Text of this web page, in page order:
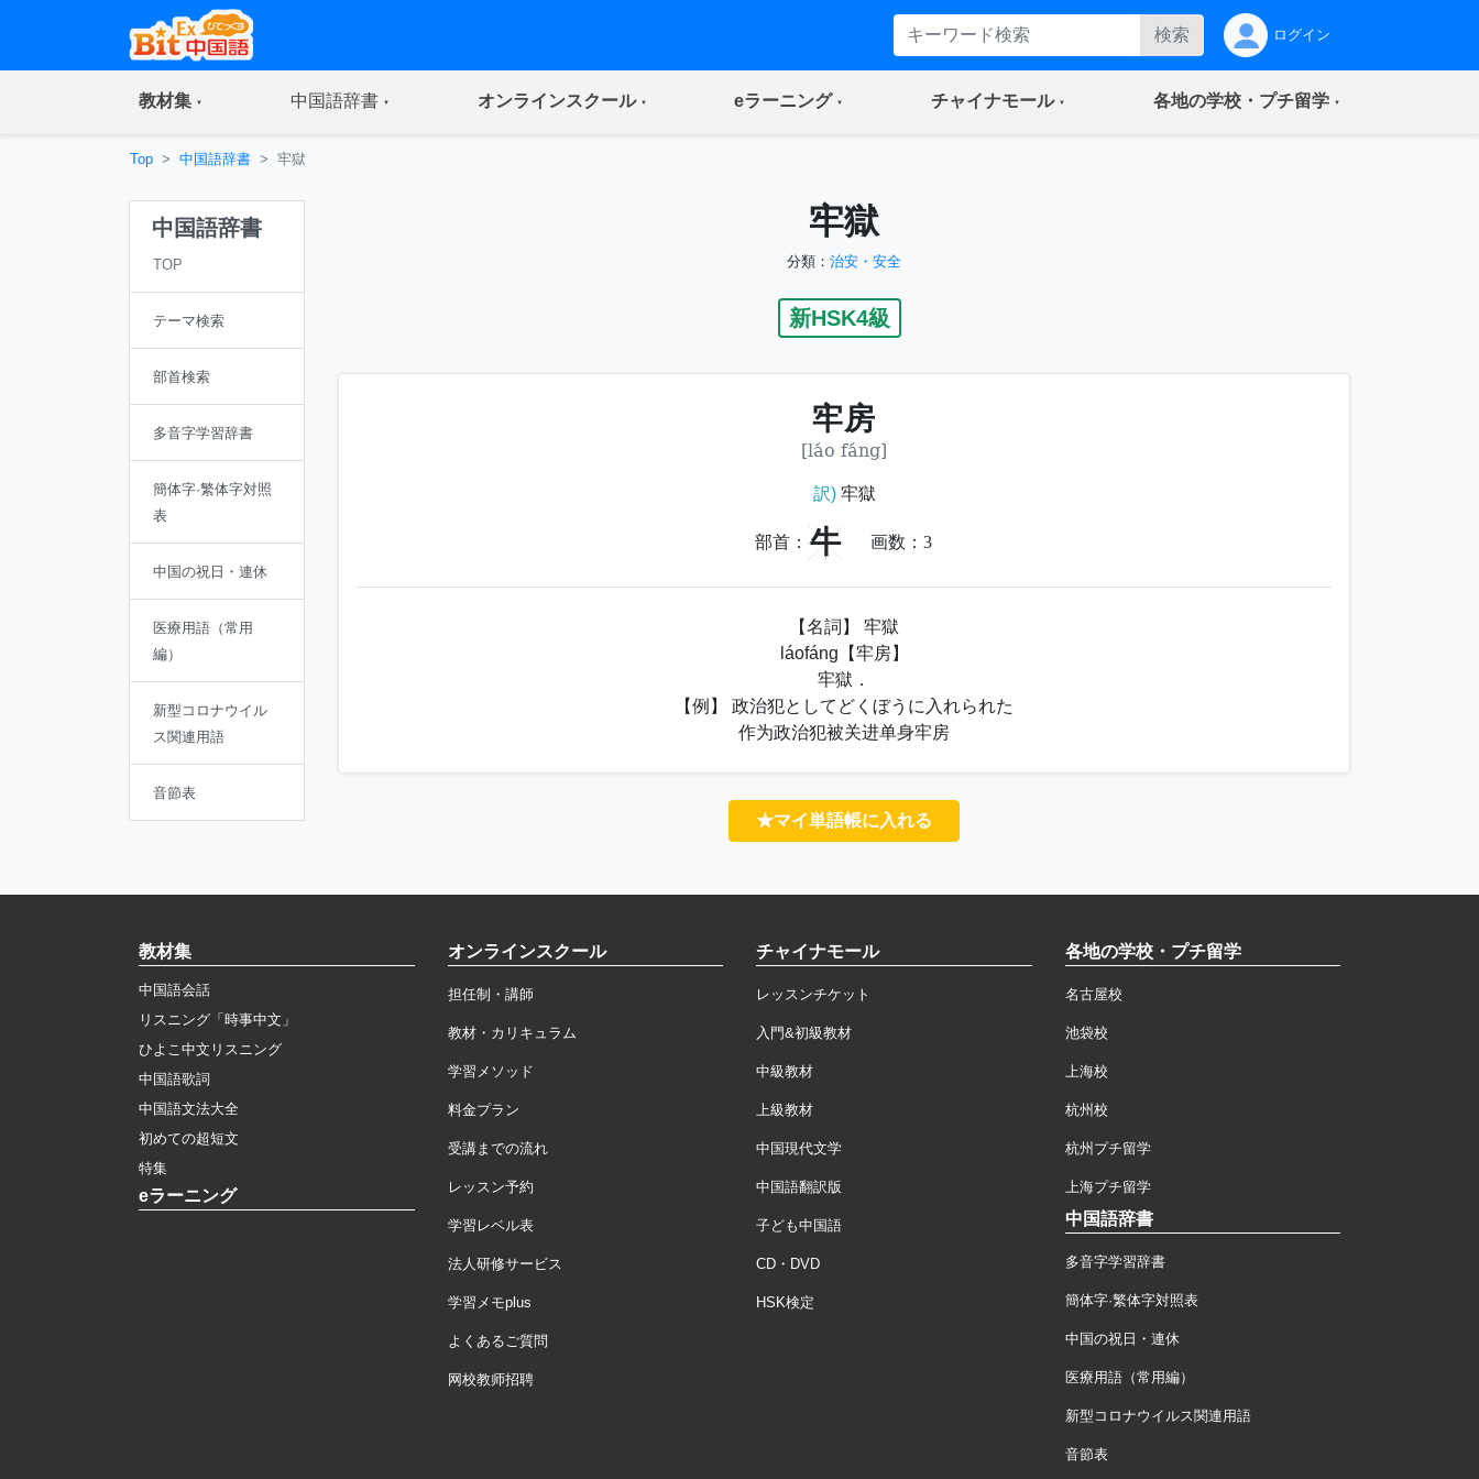
検索 ログイン
教材集(current) 中国語辞書(current) オンラインスクール(current) eラーニング(current) チャイナモール(current) 各地の学校・プチ留学(current)
Top 中国語辞書 牢獄
中国語辞書
TOP
テーマ検索
部首検索
多音字学習辞書
簡体字·繁体字対照
表
中国の祝日・連休
医療用語（常用
編）
新型コロナウイル
ス関連用語
音節表
牢獄
分類： 治安・安全
新HSK4級
牢房
[láo fáng]
訳)牢獄
部首： 牛 画数： 3
【名詞】 牢獄
láofáng【牢房】
牢獄．
【例】 政治犯としてどくぼうに入れられた
作为政治犯被关进单身牢房
★マイ単語帳に入れる
教材集
中国語会話
リスニング「時事中文」
ひよこ中文リスニング
中国語歌詞
中国語文法大全
初めての超短文
特集
eラーニング
オンラインスクール
担任制・講師
教材・カリキュラム
学習メソッド
料金プラン
受講までの流れ
レッスン予約
学習レベル表
法人研修サービス
学習メモplus
よくあるご質問
网校教师招聘
チャイナモール
レッスンチケット
入門&初級教材
中級教材
上級教材
中国現代文学
中国語翻訳版
子ども中国語
CD・DVD
HSK検定
各地の学校・プチ留学
名古屋校
池袋校
上海校
杭州校
杭州プチ留学
上海プチ留学
中国語辞書
多音字学習辞書
簡体字·繁体字対照表
中国の祝日・連休
医療用語（常用編）
新型コロナウイルス関連用語
音節表